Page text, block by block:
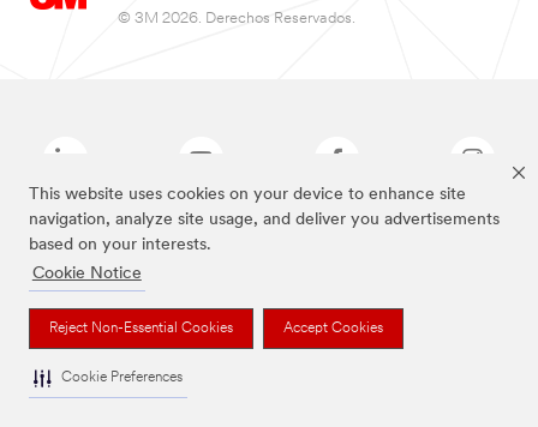
This website uses cookies on your device to enhance site
navigation, analyze site usage, and deliver you advertisements
based on your interests.
Cookie Notice
Reject Non-Essential Cookies Accept Cookies
Cookie Preferences
© 3M 2026. Derechos Reservados.
Las marcas mencionadas arriba son Marcas Registradas de 3M.